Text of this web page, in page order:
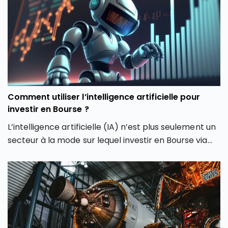
Comment utiliser l’intelligence artificielle pour
investir en Bourse ?
L’intelligence artificielle (IA) n’est plus seulement un
secteur à la mode sur lequel investir en Bourse via
même de notre façon d’investir en Bourse avec de
nouveaux outils et de nouvelles approches. Dans cet
article, découvrez comment l’intelligence artificielle
peut transformer votre façon d’investir en Bourse et
vous aider à mieux saisir les opportunités des